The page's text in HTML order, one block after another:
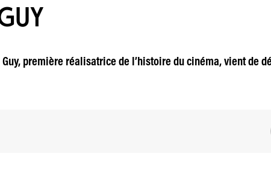
première réalisatrice de l’histoire du cinéma, vient de